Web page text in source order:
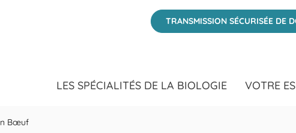
TRANSMISSION SÉCURISÉE DE
LES SPÉCIALITÉS DE LA BIOLOGIE VOTRE
Bœuf